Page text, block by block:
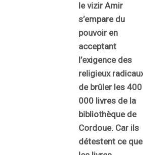
le vizir Amir
s’empare du
pouvoir en
acceptant
l’exigence des
religieux
de brûler les 400
000 livres de la
bibliothèque de
Cordoue. Car ils
détestent ce que